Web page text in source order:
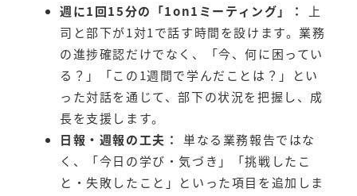
週に1回15分の「1on1ミーティング」：
上
司と部下が1対1で話す時間を設けます。業務
の進捗確認だけでなく、「今、何に困ってい
る？」「この1週間で学んだことは？」とい
った対話を通じて、部下の状況を把握し、成
長を支援します。
日報・週報の工夫：
単なる業務報告ではな
く、「今日の学び・気づき」「挑戦したこ
と・失敗したこと」といった項目を追加しま